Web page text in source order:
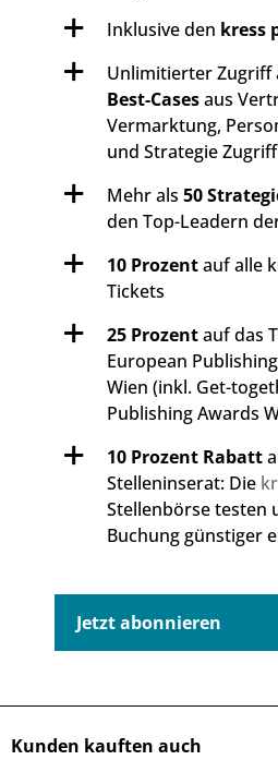
Inklusive den kress
Unlimitierter Zugriff
Best-Casesaus
Vermarktung,
und Strategie
Mehr als 50
den Top-Leadern
10 Prozentauf alle
Tickets
25 Prozentauf das
European
Wien (inkl. Get-
Publishing Awards
10 Prozent Rabatt
Stelleninserat: Die
Stellenbörse testen
Buchung günstiger
Jetzt abonnieren
Kunden kauften auch